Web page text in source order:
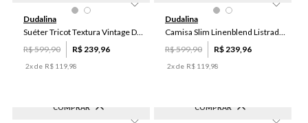
GG XGG
Dudalina
Suéter Tricot Textura Vintage Dudalina Masculino
R$599,90 R$239,96
2x de R$ 119 98
Dudalina
Camisa Slim Linenblend Listrada Dudalina Masculina
R$599,90 R$239,96
2x de R$ 119 98
COMPRAR COMPRAR